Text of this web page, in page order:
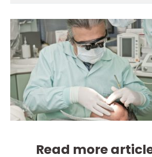
Read more